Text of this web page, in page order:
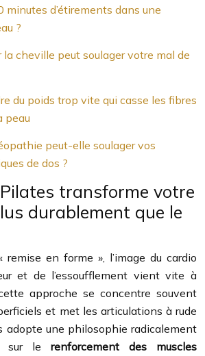
minutes d’étirements dans une
?
la cheville peut soulager votre mal de
du poids trop vite qui casse les fibres
peau
peut-elle soulager vos
de dos ?
transforme votre
durablement que le
remise en forme », l’image du cardio
et de l’essoufflement vient vite à
approche se concentre souvent
et met les articulations à rude
adopte une philosophie radicalement
sur le renforcement des muscles